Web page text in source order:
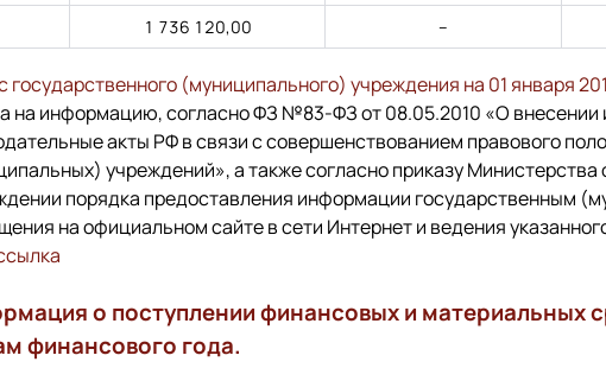
1 736 120,00
–
государственного (муниципального) учреждения на 01 января
на информацию, согласно ФЗ №83-ФЗ от 08.05.2010 «О внесении
акты РФ в связи с совершенствованием правового
учреждений», а также согласно приказу
порядка предоставления информации государственным
на официальном сайте в сети Интернет и ведения
о поступлении финансовых и материальных
финансового года.